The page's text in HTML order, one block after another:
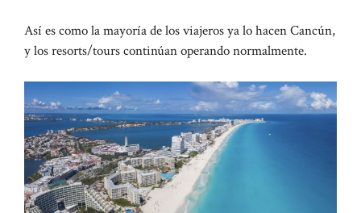
Así es como la mayoría de los viajeros ya lo hacen Cancún,
y los resorts/tours continúan operando normalmente.